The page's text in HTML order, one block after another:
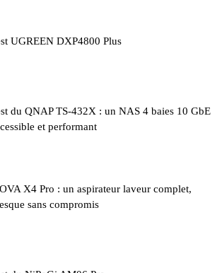
UGREEN DXP4800 Plus
du QNAP TS-432X : un NAS 4 baies 10 GbE
et performant
X4 Pro : un aspirateur laveur complet,
sans compromis